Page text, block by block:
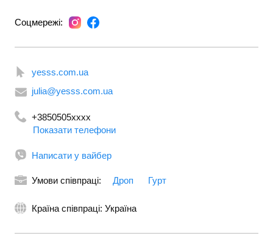
Соцмережі:
yesss.com.ua
julia@yesss.com.ua
+3850505xxxx
+380680026990
Показати телефони
Написати у вайбер
Умови співпраці: Дроп Гурт
Країна співпраці: Україна